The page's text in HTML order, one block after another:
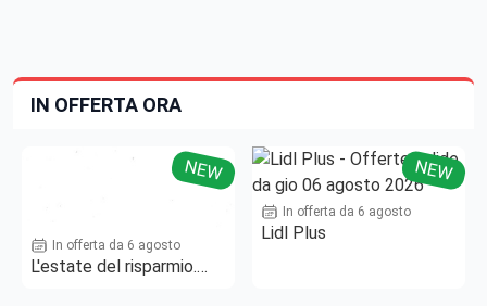
IN OFFERTA ORA
NEW
In offerta da 6 agosto
L'estate del risparmio.
NEW
In offerta da 6 agosto
Lidl Plus